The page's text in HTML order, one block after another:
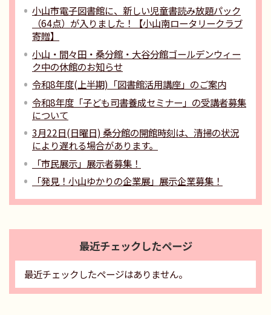
小山市電子図書館に、新しい児童書読み放題パック
（64点）が入りました！【小山南ロータリークラブ
寄贈】
小山・間々田・桑分館・大谷分館ゴールデンウィー
ク中の休館のお知らせ
令和8年度(上半期)「図書館活用講座」のご案内
令和8年度「子ども司書養成セミナー」の受講者募集
について
3月22日(日曜日) 桑分館の開館時刻は、清掃の状況
により遅れる場合があります。
「市民展示」展示者募集！
「発見！小山ゆかりの企業展」展示企業募集！
最近チェックしたページ
最近チェックしたページはありません。